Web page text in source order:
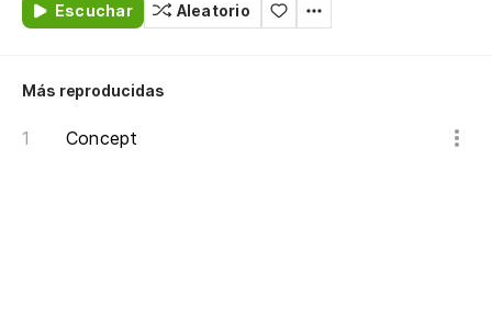
Escuchar Aleatorio
Más reproducidas
Concept